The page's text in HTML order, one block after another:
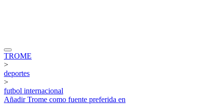
TROME
>
deportes
>
futbol internacional
AñadirTrome como fuente preferida en